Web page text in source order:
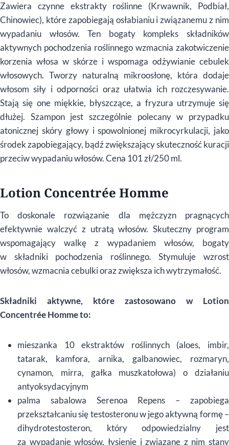
Zawiera czynne ekstrakty roślinne (Krwawnik, Podbiał,
Chinowiec), które zapobiegają osłabianiu i związanemu z nim
wypadaniu włosów. Ten bogaty kompleks składników
aktywnych pochodzenia roślinnego wzmacnia zakotwiczenie
korzenia włosa w skórze i wspomaga odżywianie cebulek
włosowych. Tworzy naturalną mikroosłonę, która dodaje
włosom siły i odporności oraz ułatwia ich rozczesywanie.
Stają się one miękkie, błyszczące, a fryzura utrzymuje się
dłużej. Szampon jest szczególnie polecany w przypadku
atonicznej skóry głowy i spowolnionej mikrocyrkulacji, jako
środek zapobiegający, bądź zwiększający skuteczność kuracji
przeciw wypadaniu włosów. Cena 101 zł/250 ml.
Lotion Concentrée Homme
To doskonale rozwiązanie dla mężczyzn pragnących
efektywnie walczyć z utratą włosów. Skuteczny program
wspomagający walkę z wypadaniem włosów, bogaty
w składniki pochodzenia roślinnego. Stymuluje wzrost
włosów, wzmacnia cebulki oraz zwiększa ich wytrzymałość.
Składniki aktywne, które zastosowano w Lotion
Concentrée Homme to:
mieszanka 10 ekstraktów roślinnych (aloes, imbir,
tatarak, kamfora, arnika, galbanowiec, rozmaryn,
cynamon, mirra, gałka muszkatołowa) o działaniu
antyoksydacyjnym
palma sabalowa Serenoa Repens – zapobiega
przekształcaniu się testosteronu w jego aktywną formę –
dihydrotestosteron, który odpowiedzialny jest
za wypadanie włosów, łysienie i związane z nim stany